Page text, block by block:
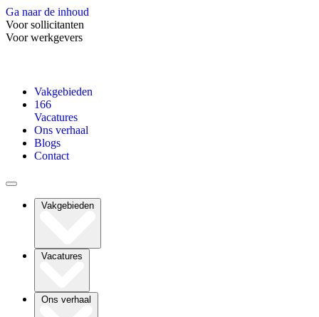
Ga naar de inhoud
Voor sollicitanten
Voor werkgevers
Vakgebieden
166
Vacatures
Ons verhaal
Blogs
Contact
Vakgebieden
Vacatures
Ons verhaal